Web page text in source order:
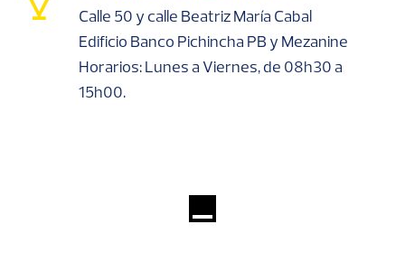
Calle 50 y calle Beatriz María Cabal
Edificio Banco Pichincha PB y Mezanine
Horarios: Lunes a Viernes, de 08h30 a
15h00.